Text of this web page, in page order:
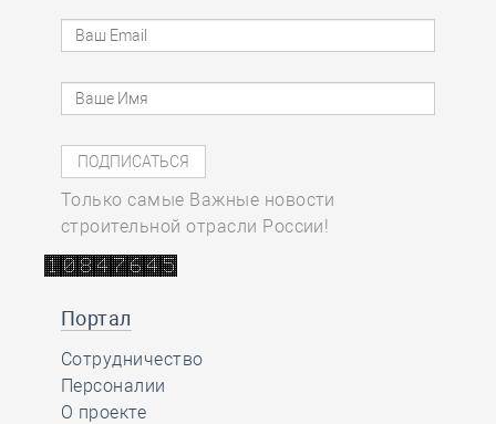
Только самые Важные новости
строительной отрасли России!
Портал
Сотрудничество
Персоналии
О проекте